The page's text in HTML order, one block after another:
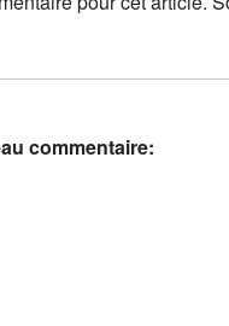
commentaire: